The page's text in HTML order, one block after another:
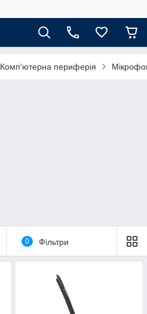
Комп'ютерна периферія
0 Фільтри